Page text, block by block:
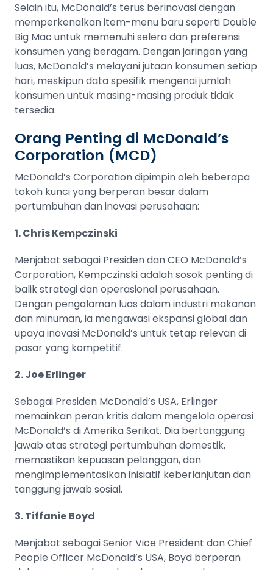
Selain itu, McDonald’s terus berinovasi dengan
memperkenalkan item-menu baru seperti Double
Big Mac untuk memenuhi selera dan preferensi
konsumen yang beragam. Dengan jaringan yang
luas, McDonald’s melayani jutaan konsumen setiap
hari, meskipun data spesifik mengenai jumlah
konsumen untuk masing-masing produk tidak
tersedia​​​​.
Orang Penting di McDonald’s
Corporation (MCD)
McDonald’s Corporation dipimpin oleh beberapa
tokoh kunci yang berperan besar dalam
pertumbuhan dan inovasi perusahaan:
1. Chris Kempczinski
Menjabat sebagai Presiden dan CEO McDonald’s
Corporation, Kempczinski adalah sosok penting di
balik strategi dan operasional perusahaan.
Dengan pengalaman luas dalam industri makanan
dan minuman, ia mengawasi ekspansi global dan
upaya inovasi McDonald’s untuk tetap relevan di
pasar yang kompetitif.
2. Joe Erlinger
Sebagai Presiden McDonald’s USA, Erlinger
memainkan peran kritis dalam mengelola operasi
McDonald’s di Amerika Serikat. Dia bertanggung
jawab atas strategi pertumbuhan domestik,
memastikan kepuasan pelanggan, dan
mengimplementasikan inisiatif keberlanjutan dan
tanggung jawab sosial.
3. Tiffanie Boyd
Menjabat sebagai Senior Vice President dan Chief
People Officer McDonald’s USA, Boyd berperan